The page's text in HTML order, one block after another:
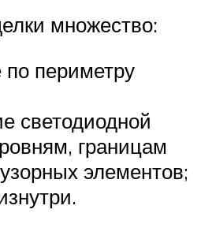
множество:
периметру
светодиодной
границам
элементов;